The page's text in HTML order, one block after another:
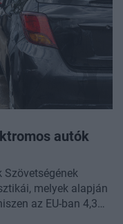
a hibrideket veszik
mint
autók
Szövetségének
melyek alapján
az EU-ban 4,3